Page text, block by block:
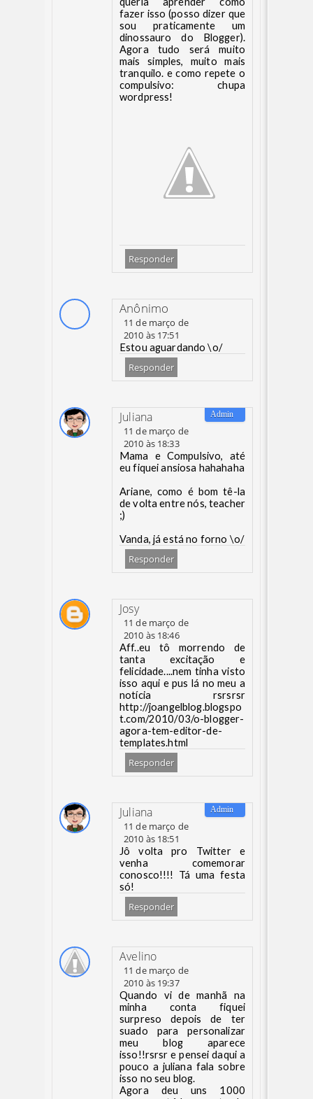
fazer isso (posso dizer que
sou praticamente um
dinossauro do Blogger).
Agora tudo será muito
mais simples, muito mais
tranquilo. e como repete o
compulsivo: chupa
wordpress!
Responder
Anônimo
11 de março de
2010 às 17:51
Estou aguardando \o/
Responder
Juliana
11 de março de
2010 às 18:33
Mama e Compulsivo, até
eu fiquei ansiosa hahahaha
Ariane, como é bom tê-la
de volta entre nós, teacher
;)
Vanda, já está no forno \o/
Responder
Josy
11 de março de
2010 às 18:46
Aff..eu tô morrendo de
tanta excitação e
felicidade....nem tinha visto
isso aqui e pus lá no meu a
notícia rsrsrsr
http://joangelblog.blogspo
t.com/2010/03/o-blogger-
agora-tem-editor-de-
templates.html
Responder
Juliana
11 de março de
2010 às 18:51
Jô volta pro Twitter e
venha comemorar
conosco!!!! Tá uma festa
só!
Responder
Avelino
11 de março de
2010 às 19:37
Quando vi de manhã na
minha conta fiquei
surpreso depois de ter
suado para personalizar
meu blog aparece
isso!!rsrsr e pensei daqui a
pouco a juliana fala sobre
isso no seu blog.
Agora deu uns 1000